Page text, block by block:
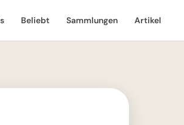
Beliebt Sammlungen Artikel